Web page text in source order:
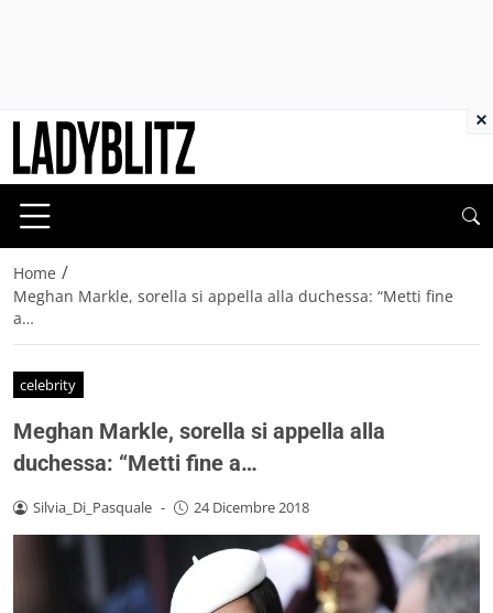
Home /
Meghan Markle, sorella si appella alla duchessa: “Metti fine
a…
celebrity
Meghan Markle, sorella si appella alla
duchessa: “Metti fine a…
Silvia_Di_Pasquale - 24 Dicembre 2018
×